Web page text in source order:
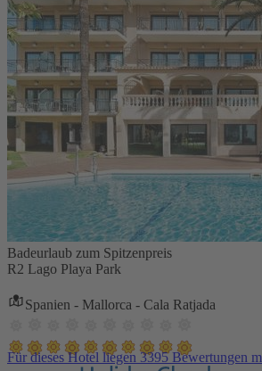
Badeurlaub zum Spitzenpreis
R2 Lago Playa Park
Spanien - Mallorca - Cala Ratjada
Für dieses Hotel liegen 3395 Bewertungen